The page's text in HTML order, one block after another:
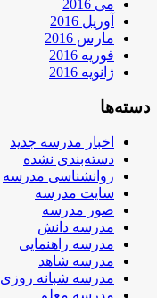
می 2016
آوریل 2016
مارس 2016
فوریه 2016
ژانویه 2016
دسته‌ها
اخبار مدرسه جدید
دسته‌بندی نشده
روانشناسی مدرسه
سایت مدرسه
صور مدرسه
مدرسه دانش
مدرسه راهنمایی
مدرسه شاهد
مدرسه شبانه روزی